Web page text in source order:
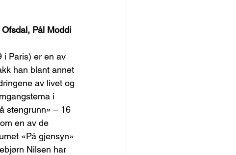
Pål Moddi
i Paris) er en av
han blant annet
av livet og
i
stengrunn» – 16
en av de
«På gjensyn»
Nilsen har